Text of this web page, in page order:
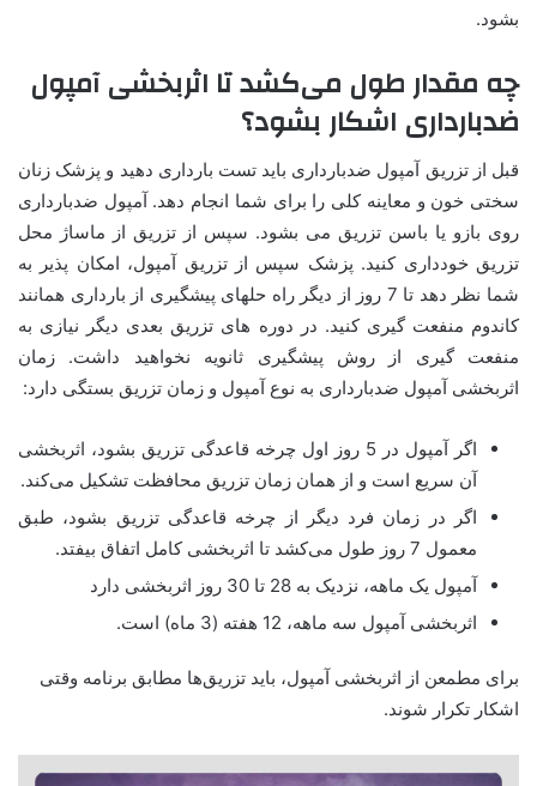
بشود.
چه مقدار طول می‌کشد تا اثربخشی آمپول
ضدبارداری اشکار بشود؟
قبل از تزریق آمپول ضدبارداری باید تست بارداری دهید و پزشک زنان
سختی خون و معاینه کلی را برای شما انجام دهد. آمپول ضدبارداری
روی بازو یا باسن تزریق می بشود. سپس از تزریق از ماساژ محل
تزریق خودداری کنید. پزشک سپس از تزریق آمپول، امکان پذیر به
شما نظر دهد تا 7 روز از دیگر راه حلهای پیشگیری از بارداری همانند
کاندوم منفعت گیری کنید. در دوره های تزریق بعدی دیگر نیازی به
منفعت گیری از روش پیشگیری ثانویه نخواهید داشت. زمان
اثربخشی آمپول ضدبارداری به نوع آمپول و زمان تزریق بستگی دارد:
اگر آمپول در 5 روز اول چرخه قاعدگی تزریق بشود، اثربخشی
آن سریع است و از همان زمان تزریق محافظت تشکیل می‌کند.
اگر در زمان فرد دیگر از چرخه قاعدگی تزریق بشود، طبق
معمول 7 روز طول می‌کشد تا اثربخشی کامل اتفاق بیفتد.
آمپول یک ماهه، نزدیک به 28 تا 30 روز اثربخشی دارد
اثربخشی آمپول سه ماهه، 12 هفته (3 ماه) است.
برای مطمعن از اثربخشی آمپول، باید تزریق‌ها مطابق برنامه وقتی
اشکار تکرار شوند.